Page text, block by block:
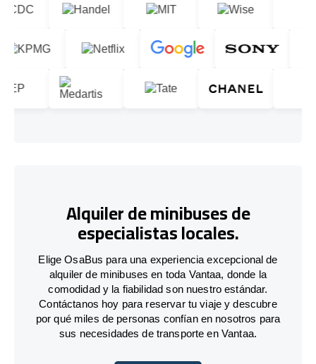
Alquiler de minibuses de
especialistas locales.
Elige OsaBus para una experiencia excepcional de
alquiler de minibuses en toda Vantaa, donde la
comodidad y la fiabilidad son nuestro estándar.
Contáctanos hoy para reservar tu viaje y descubre
por qué miles de personas confían en nosotros para
sus necesidades de transporte en Vantaa.